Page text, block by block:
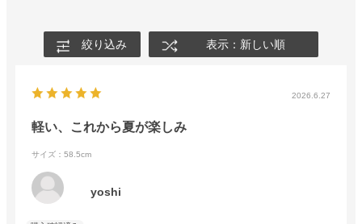
絞り込み 表示：新しい順
2026.6.27
軽い、これから夏が楽しみ
サイズ：58.5cm
yoshi